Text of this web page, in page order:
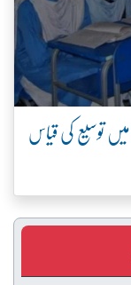
توسیع کی قیاس